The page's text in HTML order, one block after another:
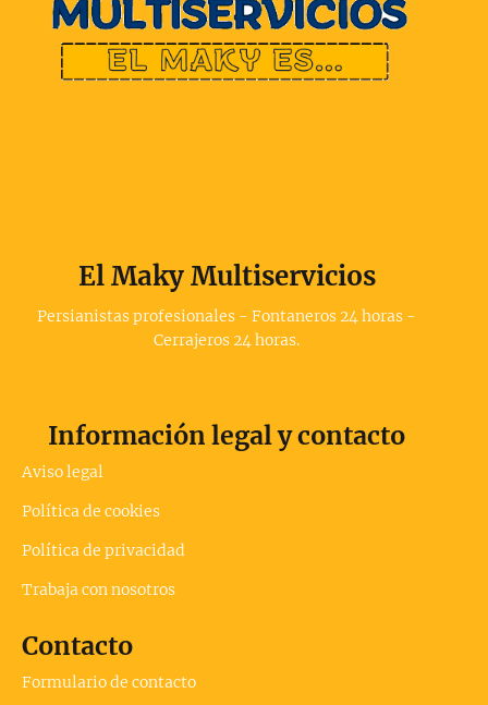
El Maky Multiservicios
Persianistas profesionales - Fontaneros 24 horas -
Cerrajeros 24 horas.
Información legal y contacto
Aviso legal
Política de cookies
Política de privacidad
Trabaja con nosotros
Contacto
Formulario de contacto